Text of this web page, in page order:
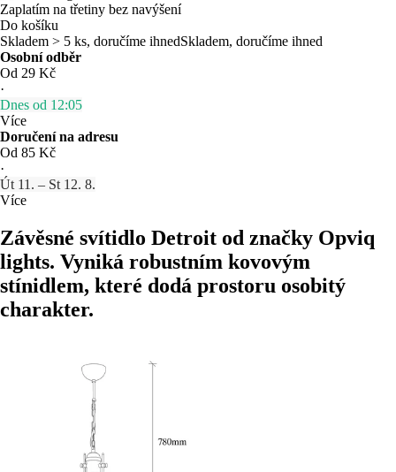
Zaplatím na třetiny bez navýšení
Do košíku
Skladem > 5 ks, doručíme ihnedSkladem, doručíme ihned
Osobní odběr
Od 29 Kč
·
Dnes od 12:05
Více
Doručení na adresu
Od 85 Kč
·
Út 11. – St 12. 8.
Více
Závěsné svítidlo Detroit od značky Opviq
lights. Vyniká robustním kovovým
stínidlem, které dodá prostoru osobitý
charakter.